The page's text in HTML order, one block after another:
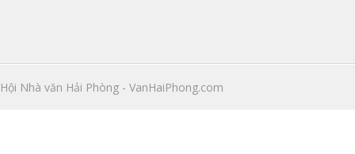
Hội Nhà văn Hải Phòng - VanHaiPhong.com